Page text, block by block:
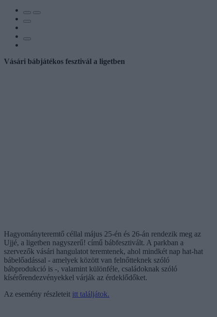
Vásári bábjátékos fesztivál a ligetben
Hagyományteremtő céllal május 25-én és 26-án rendezik meg az
Ujjé, a ligetben nagyszerű! című bábfesztivált. A parkban a
szervezők vásári hangulatot teremtenek, ahol mindkét nap hat-hat
bábelőadással - amelyek között van felnőtteknek szóló
bábprodukció is -, valamint különféle, családoknak szóló
kísérőrendezvényekkel várják az érdeklődőket.
Az esemény részleteit itt találjátok.